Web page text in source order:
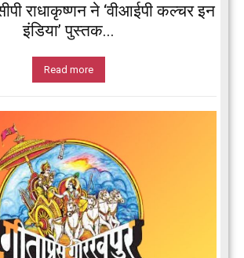
राधाकृष्णन ने ‘वीआईपी कल्चर इन
इंडिया’ पुस्तक...
Read more